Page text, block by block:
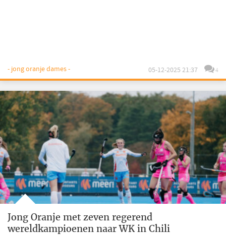
- jong oranje dames - 05-12-2025 21:37 4
Jong Oranje met zeven regerend
wereldkampioenen naar WK in Chili